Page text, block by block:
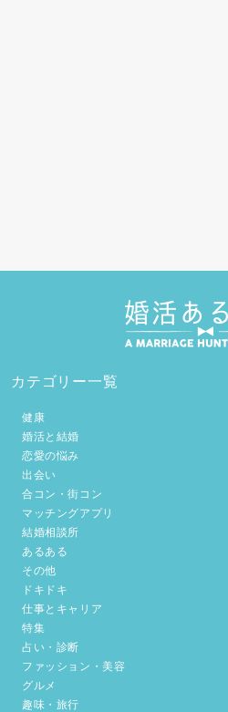
カテゴリー一覧
健康
婚活と結婚
恋愛の悩み
出会い
合コン・街コン
マッチングアプリ
結婚相談所
あるある
その他
ドキドキ
仕事とキャリア
特集
占い・診断
ファッション・美容
グルメ
趣味・旅行